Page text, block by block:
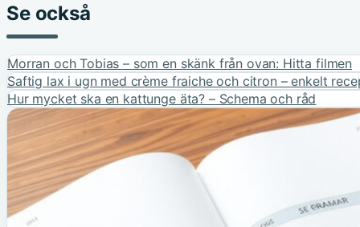
Se också
Morran och Tobias – som en skänk från ovan: Hitta filmen
Saftig lax i ugn med crème fraiche och citron – enkelt
Hur mycket ska en kattunge äta? – Schema och råd